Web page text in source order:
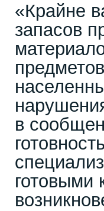
«Крайне
запасов
в
готовыми